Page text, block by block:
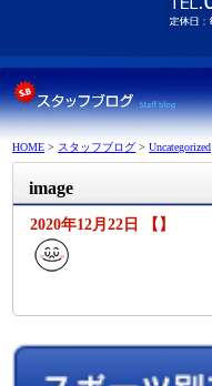
HOME > スタッフブログ >Uncategorized
image
2020年12月22日 【】